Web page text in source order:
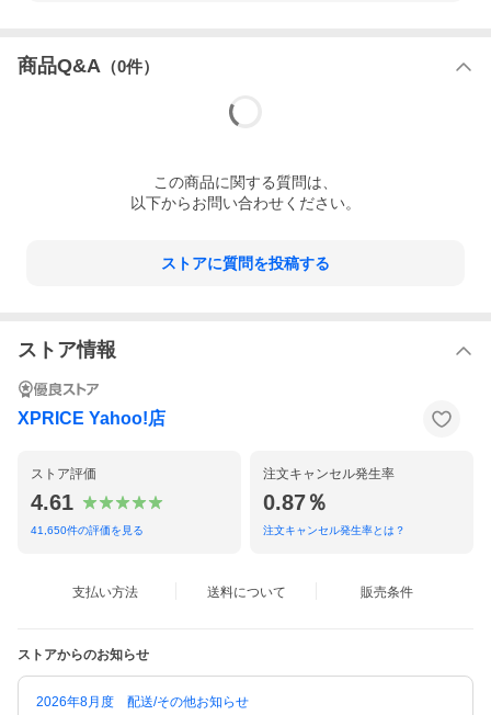
商品Q&A （0件）
この商品に関する質問は、
以下からお問い合わせください。
ストアに質問を投稿する
ストア情報
XPRICE Yahoo!店
ストア評価
4.61
41,650件の評価を見る
注文キャンセル発生率
0.87％
注文キャンセル発生率とは？
支払い方法 送料について 販売条件
ストアからのお知らせ
2026年8月度 配送/その他お知らせ